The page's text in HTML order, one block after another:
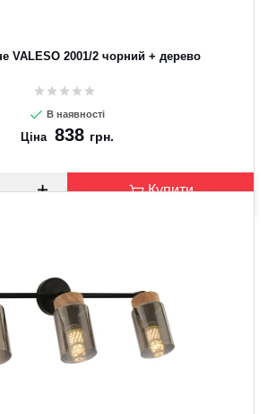
VALESO 2001/2 чорний + дерево
В наявності
Ціна 838 грн.
Купити